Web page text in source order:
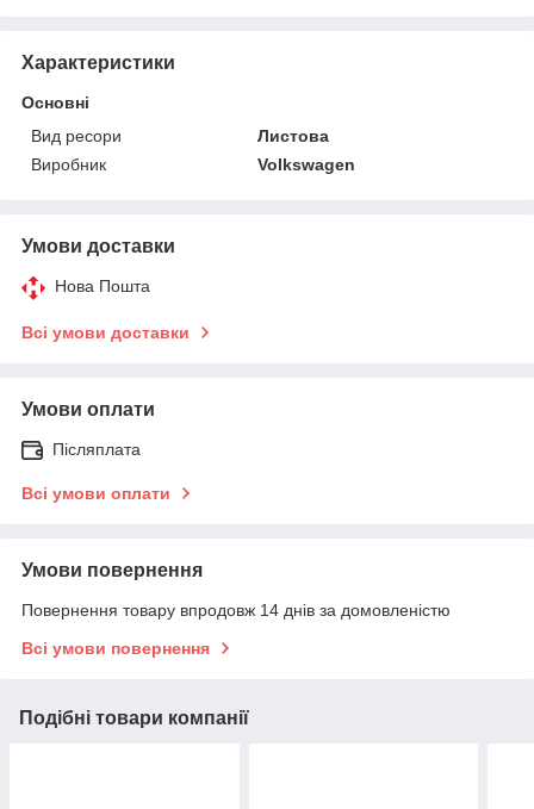
Характеристики
Основні
Вид ресори
Листова
Виробник
Volkswagen
Умови доставки
Нова Пошта
Всі умови доставки
Умови оплати
Післяплата
Всі умови оплати
Умови повернення
Повернення товару впродовж 14 днів за домовленістю
Всі умови повернення
Подібні товари компанії